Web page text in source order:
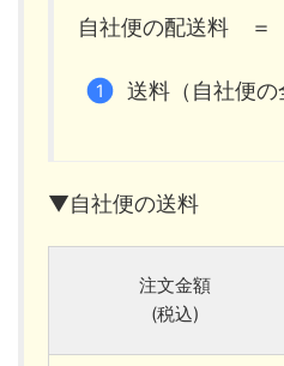
自社便の配送料
送料（自社便の
▼自社便の送料
注文金額
(税込)